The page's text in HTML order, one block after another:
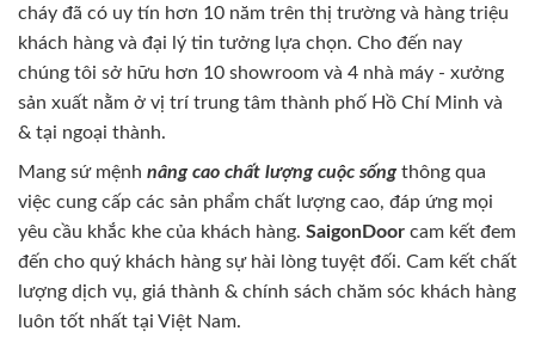
cháy đã có uy tín hơn 10 năm trên thị trường và hàng triệu
khách hàng và đại lý tin tưởng lựa chọn. Cho đến nay
chúng tôi sở hữu hơn 10 showroom và 4 nhà máy - xưởng
sản xuất nằm ở vị trí trung tâm thành phố Hồ Chí Minh và
& tại ngoại thành.
Mang sứ mệnh nâng cao chất lượng cuộc sốngthông qua
việc cung cấp các sản phẩm chất lượng cao, đáp ứng mọi
yêu cầu khắc khe của khách hàng. SaigonDoor cam kết đem
đến cho quý khách hàng sự hài lòng tuyệt đối. Cam kết chất
lượng dịch vụ, giá thành & chính sách chăm sóc khách hàng
luôn tốt nhất tại Việt Nam.